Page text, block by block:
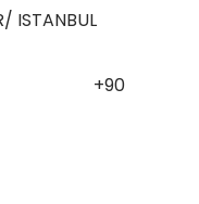
ISTANBUL